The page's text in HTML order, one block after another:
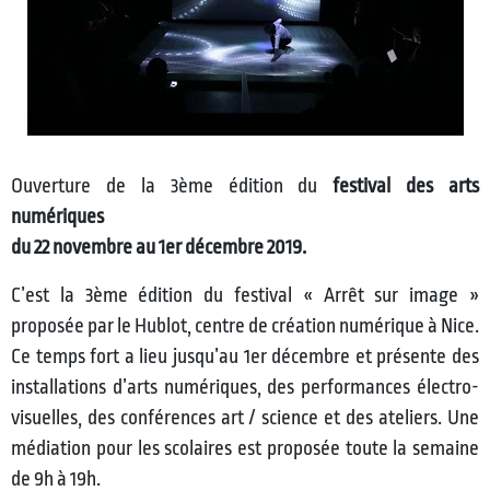
Ouverture de la 3ème édition dufestival des arts
numériques
du 22 novembre au 1er décembre 2019.
C’est la 3ème édition du festival « Arrêt sur image »
proposée par le Hublot, centre de création numérique à Nice.
Ce temps fort a lieu jusqu’au 1er décembre et présente des
installations d’arts numériques, des performances électro-
visuelles, des conférences art / science et des ateliers. Une
médiation pour les scolaires est proposée toute la semaine
de 9h à 19h.